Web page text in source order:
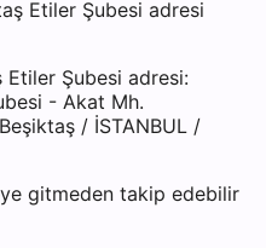
Etiler Şubesi adresi
Etiler Şubesi adresi:
- Akat Mh.
/ İSTANBUL /
gitmeden takip edebilir